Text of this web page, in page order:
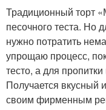
Традиционный торт
песочного теста. Но
нужно потратить
упрощаю процесс,
тесто, а для
Получается
своим фирменным